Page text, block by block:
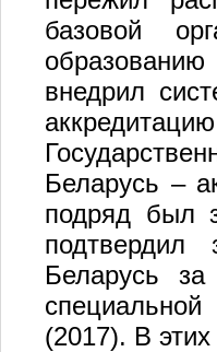
базовой
внедрил
Беларусь –
подряд был
подтвердил
Беларусь
(2017). В этих